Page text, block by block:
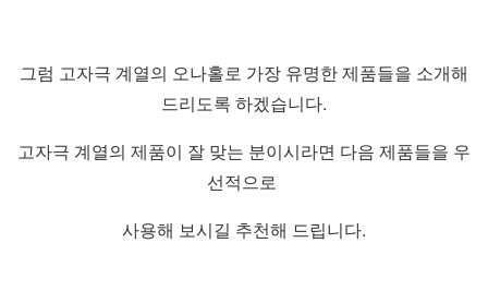
그럼 고자극 계열의 오나홀로 가장 유명한 제품들을 소개해
드리도록 하겠습니다.
고자극 계열의 제품이 잘 맞는 분이시라면 다음 제품들을 우
선적으로
사용해 보시길 추천해 드립니다.